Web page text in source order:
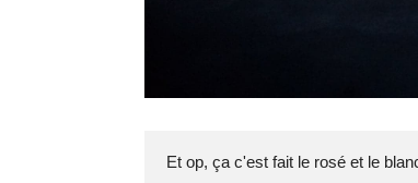
Et op, ça c'est fait le rosé et le